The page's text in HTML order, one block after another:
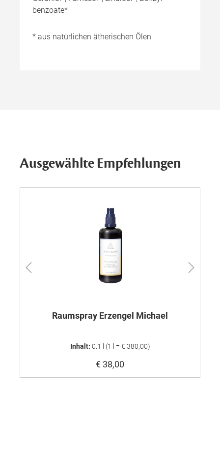
benzoate*
* aus natürlichen ätherischen Ölen
Ausgewählte Empfehlungen
Raumspray Erzengel Michael
Inhalt: 0.1 l (1 l = € 380,00)
€ 38,00